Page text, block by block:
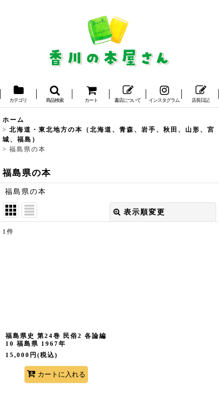
カテゴリ 商品検索 カート 書店について インスタグラム 店長日記
ホーム
> 北海道・東北地方の本（北海道、青森、岩手、秋田、山形、宮
城、福島）
> 福島県の本
福島県の本
福島県の本
表示順変更
1 件
福島県史 第24巻 民俗2 各論編
10 福島県 1967年
15,000 円 (税込)
カートに入れる